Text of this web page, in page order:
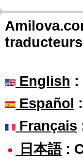
English :
Español
Français
日本語: